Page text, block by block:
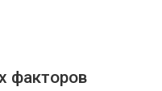
факторов